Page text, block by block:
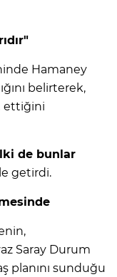
Hamaney
belirterek,
ettiğini
de bunlar
getirdi.
Saray Durum
planını sunduğu